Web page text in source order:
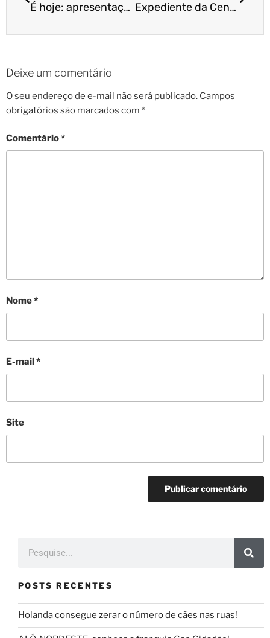
É hoje: apresentação online da franquia Cão Cidadão Expediente da Central de Atendimento no Carnaval
Deixe um comentário
O seu endereço de e-mail não será publicado. Campos
obrigatórios são marcados com *
Comentário*
Nome*
E-mail*
Site
POSTS RECENTES
Holanda consegue zerar o número de cães nas ruas!